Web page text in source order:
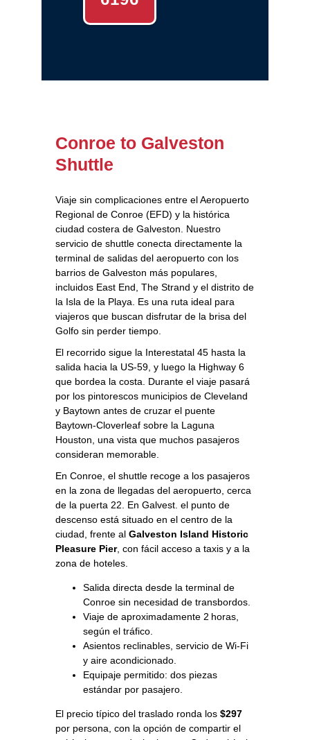
Conroe to Galveston
Shuttle
Viaje sin complicaciones entre el Aeropuerto
Regional de Conroe (EFD) y la histórica
ciudad costera de Galveston. Nuestro
servicio de shuttle conecta directamente la
terminal de salidas del aeropuerto con los
barrios de Galveston más populares,
incluidos East End, The Strand y el distrito de
la Isla de la Playa. Es una ruta ideal para
viajeros que buscan disfrutar de la brisa del
Golfo sin perder tiempo.
El recorrido sigue la Interestatal 45 hasta la
salida hacia la US‑59, y luego la Highway 6
que bordea la costa. Durante el viaje pasará
por los pintorescos municipios de Cleveland
y Baytown antes de cruzar el puente
Baytown‑Cloverleaf sobre la Laguna
Houston, una vista que muchos pasajeros
consideran memorable.
En Conroe, el shuttle recoge a los pasajeros
en la zona de llegadas del aeropuerto, cerca
de la puerta 22. En Galvest. el punto de
descenso está situado en el centro de la
ciudad, frente al Galveston Island Historic
Pleasure Pier, con fácil acceso a taxis y a la
zona de hoteles.
Salida directa desde la terminal de
Conroe sin necesidad de transbordos.
Viaje de aproximadamente 2 horas,
según el tráfico.
Asientos reclinables, servicio de Wi‑Fi
y aire acondicionado.
Equipaje permitido: dos piezas
estándar por pasajero.
El precio típico del traslado ronda los $297
por persona, con la opción de compartir el